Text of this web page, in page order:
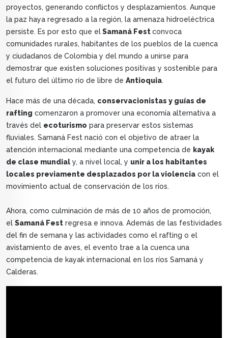
proyectos, generando conflictos y desplazamientos. Aunque
la paz haya regresado a la región, la amenaza hidroeléctrica
persiste. Es por esto que elSamaná Festconvoca
comunidades rurales, habitantes de los pueblos de la cuenca
y ciudadanos de Colombia y del mundo a unirse para
demostrar que existen soluciones positivas y sostenible para
el futuro del último río de libre de Antioquia.
Hace más de una década, conservacionistas y guías de
rafting comenzaron a promover una economía alternativa a
través del ecoturismo para preservar estos sistemas
fluviales. Samaná Fest nació con el objetivo de atraer la
atención internacional mediante una competencia de kayak
de clase mundial y, a nivel local, y unir a los habitantes
locales previamente desplazados por la violencia con el
movimiento actual de conservación de los ríos.
Ahora, como culminación de más de 10 años de promoción,
el Samaná Fest regresa e innova. Además de las festividades
del fin de semana y las actividades como el rafting o el
avistamiento de aves, el evento trae a la cuenca una
competencia de kayak internacional en los ríos Samaná y
Calderas.